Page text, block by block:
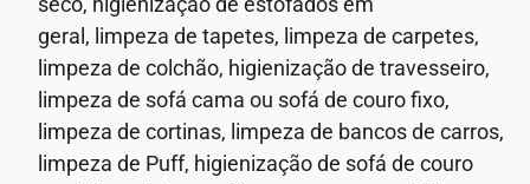
geral, limpeza de tapetes, limpeza de carpetes,
limpeza de colchão, higienização de travesseiro,
limpeza de sofá cama ou sofá de couro fixo,
limpeza de cortinas, limpeza de bancos de carros,
limpeza de Puff, higienização de sofá de couro